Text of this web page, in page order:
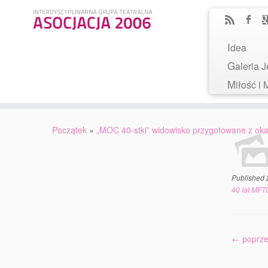
Idea
Galeria
Miłość
Początek » „MOC 40-stki” widowisko przygotowane z
Published
40 lat
←